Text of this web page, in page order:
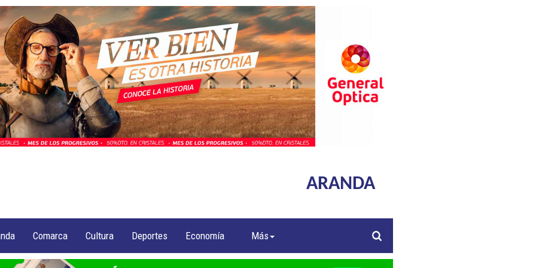
ARANDA
Comarca Cultura Deportes Economía Más